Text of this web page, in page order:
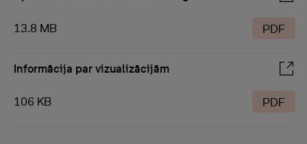
13.8 MB PDF
Informācija par vizualizācijām
106 KB PDF